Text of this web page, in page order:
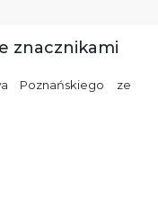
znacznikami
Poznańskiego ze